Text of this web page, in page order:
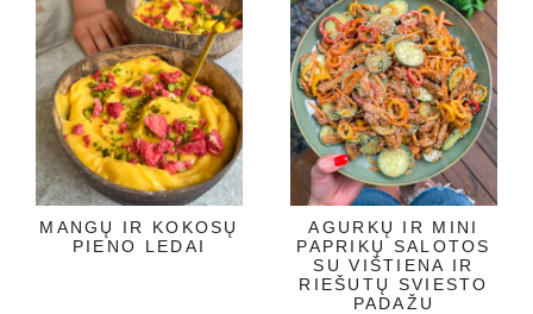
MANGŲ IR KOKOSŲ
PIENO LEDAI
AGURKŲ IR MINI
PAPRIKŲ SALOTOS
SU VIŠTIENA IR
RIEŠUTŲ SVIESTO
PADAŽU